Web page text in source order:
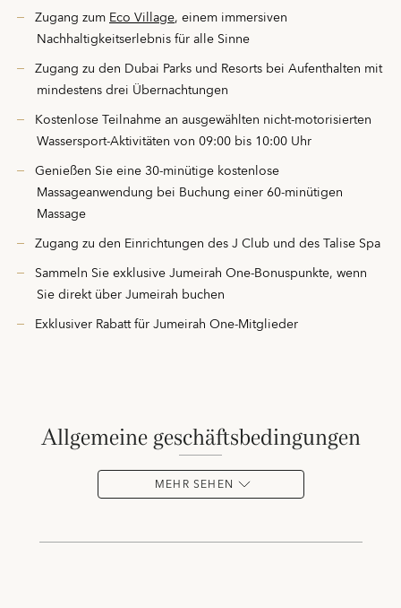
Zugang zumEco Village, einem immersiven
Nachhaltigkeitserlebnis für alle Sinne
Zugang zu den Dubai Parks und Resorts bei Aufenthalten mit
mindestens drei Übernachtungen
Kostenlose Teilnahme an ausgewählten nicht-motorisierten
Wassersport-Aktivitäten von 09:00 bis 10:00 Uhr
Genießen Sie eine 30-minütige kostenlose
Massageanwendung bei Buchung einer 60-minütigen
Massage
Zugang zu den Einrichtungen des J Club und des Talise Spa
Sammeln Sie exklusive Jumeirah One-Bonuspunkte, wenn
Sie direkt über Jumeirah buchen
Exklusiver Rabatt für Jumeirah One-Mitglieder
allgemeine geschäftsbedingungen
MEHR SEHEN